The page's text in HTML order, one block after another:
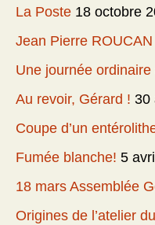
La Poste 18 octobre
Jean Pierre ROUCAN
Une journée ordinaire
Au revoir, Gérard ! 30
Coupe d’un
Fumée blanche! 5
18 mars Assemblée
Origines de l’atelier